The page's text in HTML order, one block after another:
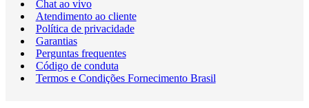
Chat ao vivo
Atendimento ao cliente
Política de privacidade
Garantias
Perguntas frequentes
Código de conduta
Termos e Condições Fornecimento Brasil